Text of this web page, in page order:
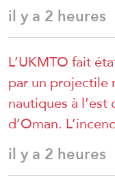
il y a 2 heures
L’UKMTO fait
par un projectile
nautiques à
d’Oman.
il y a 2 heures